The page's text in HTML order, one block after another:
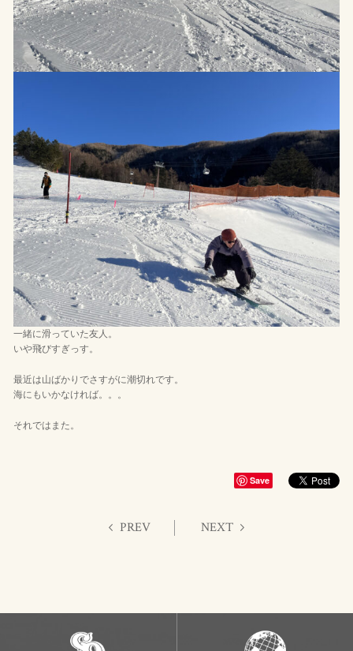
一緒に滑っていた友人。
いや飛びすぎっす。
最近は山ばかりでさすがに潮切れです。
海にもいかなければ。。。
それではまた。
Save
PREV NEXT